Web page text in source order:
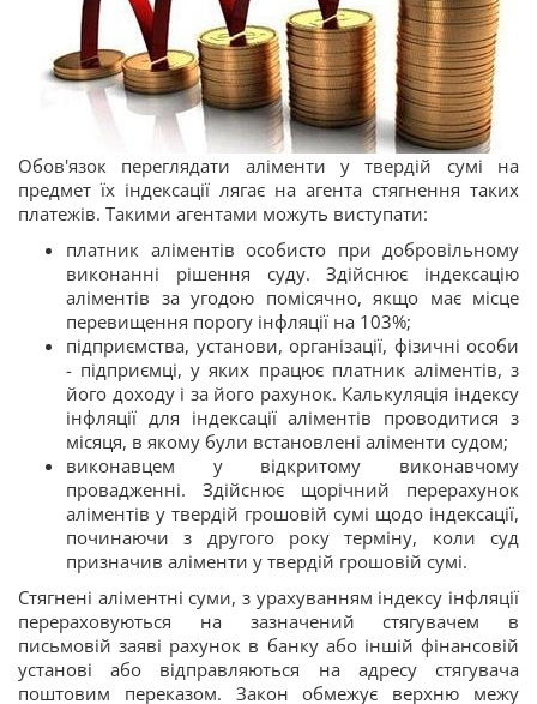
Обов'язок переглядати аліменти у твердій сумі на
предмет їх індексації лягає на агента стягнення таких
платежів. Такими агентами можуть виступати:
платник аліментів особисто при добровільному
виконанні рішення суду. Здійснює індексацію
аліментів за угодою помісячно, якщо має місце
перевищення порогу інфляції на 103%;
підприємства, установи, організації, фізичні особи
- підприємці, у яких працює платник аліментів, з
його доходу і за його рахунок. Калькуляція індексу
інфляції для індексації аліментів проводитися з
місяця, в якому були встановлені аліменти судом;
виконавцем у відкритому виконавчому
провадженні. Здійснює щорічний перерахунок
аліментів у твердій грошовій сумі щодо індексації,
починаючи з другого року терміну, коли суд
призначив аліменти у твердій грошовій сумі.
Стягнені аліментні суми, з урахуванням індексу інфляції
перераховуються на зазначений стягувачем в
письмовій заяві рахунок в банку або іншій фінансовій
установі або відправляються на адресу стягувача
поштовим переказом. Закон обмежує верхню межу